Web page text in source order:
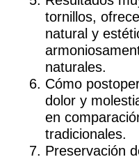
tornillos,
natural y
naturales.
Cómo
dolor y
en
tradicionales.
Preservación